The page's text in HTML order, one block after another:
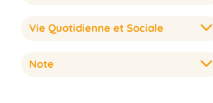
Vie Quotidienne et Sociale
Note